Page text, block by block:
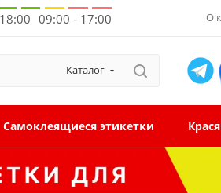
09:00 - 17:00 О
Каталог
Самоклеящиеся этикетки